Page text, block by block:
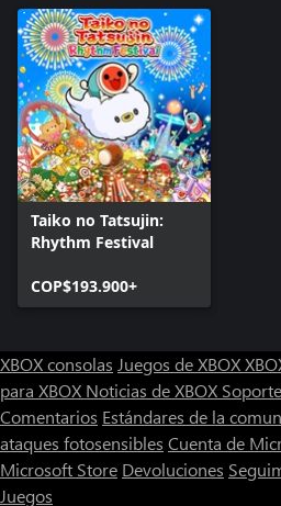
Taiko no Tatsujin:
Rhythm Festival
COP$193.900+
XBOX consolas Juegos de XBOX
para XBOX Noticias de XBOX
Comentarios Estándares de la
ataques fotosensibles Cuenta de
Microsoft Store Devoluciones
Juegos